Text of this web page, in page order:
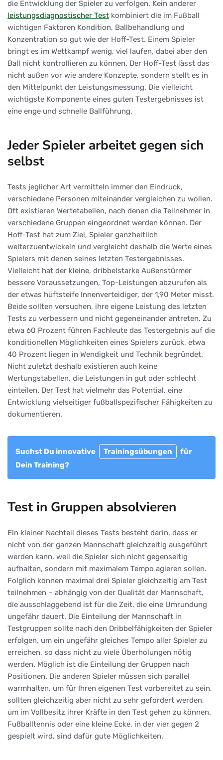
die Entwicklung der Spieler zu verfolgen. Kein anderer
leistungsdiagnostischer Test kombiniert die im Fußball
wichtigen Faktoren Kondition, Ballbehandlung und
Konzentration so gut wie der Hoff-Test. Einem Spieler
bringt es im Wettkampf wenig, viel laufen, dabei aber den
Ball nicht kontrollieren zu können. Der Hoff-Test lässt das
nicht außen vor wie andere Konzepte, sondern stellt es in
den Mittelpunkt der Leistungsmessung. Die vielleicht
wichtigste Komponente eines guten Testergebnisses ist
eine enge und schnelle Ballführung.
Jeder Spieler arbeitet gegen sich
selbst
Tests jeglicher Art vermitteln immer den Eindruck,
verschiedene Personen miteinander vergleichen zu wollen.
Oft existieren Wertetabellen, nach denen die Teilnehmer in
verschiedene Gruppen eingeordnet werden können. Der
Hoff-Test hat zum Ziel, Spieler ganzheitlich
weiterzuentwickeln und vergleicht deshalb die Werte eines
Spielers mit denen seines letzten Testergebnisses.
Vielleicht hat der kleine, dribbelstarke Außenstürmer
bessere Voraussetzungen, Top-Leistungen abzurufen als
der etwas hüftsteife Innenverteidiger, der 1,90 Meter misst.
Beide sollten versuchen, ihre eigene Leistung des letzten
Tests zu verbessern und nicht gegeneinander antreten. Zu
etwa 60 Prozent führen Fachleute das Testergebnis auf die
konditionellen Möglichkeiten eines Spielers zurück, etwa
40 Prozent liegen in Wendigkeit und Technik begründet.
Nicht zuletzt deshalb existieren auch keine
Wertungstabellen, die Leistungen in gut oder schlecht
einteilen. Der Test hat vielmehr das Potential, eine
Entwicklung vielseitiger fußballspezifischer Fähigkeiten zu
dokumentieren.
Suchst Du innovative Trainingsübungen
für
Dein Training?
Test in Gruppen absolvieren
Ein kleiner Nachteil dieses Tests besteht darin, dass er
nicht von der ganzen Mannschaft gleichzeitig ausgeführt
werden kann, weil die Spieler sich nicht gegenseitig
aufhalten, sondern mit maximalem Tempo agieren sollen.
Folglich können maximal drei Spieler gleichzeitig am Test
teilnehmen – abhängig von der Qualität der Mannschaft,
die ausschlaggebend ist für die Zeit, die eine Umrundung
ungefähr dauert. Die Einteilung der Mannschaft in
Testgruppen sollte nach den Dribbelfähigkeiten der Spieler
erfolgen, um ein ungefähr gleiches Tempo aller Spieler zu
erreichen, so dass nicht zu viele Überholungen nötig
werden. Möglich ist die Einteilung der Gruppen nach
Positionen. Die anderen Spieler müssen sich parallel
warmhalten, um für Ihren eigenen Test vorbereitet zu sein,
sollten gleichzeitig aber nicht zu sehr gefordert werden,
um im Vollbesitz ihrer Kräfte in den Test gehen zu können.
Fußballtennis oder eine kleine Ecke, in der vier gegen 2
gespielt wird, sind dafür gute Möglichkeiten.